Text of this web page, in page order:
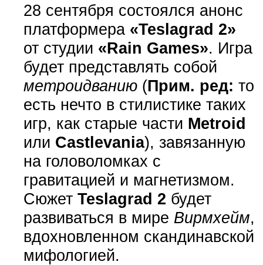
28 сентября состоялся анонс
платформера «Teslagrad 2»
от студии «Rain Games». Игра
будет представлять собой
метроидванию(Прим. ред: то
есть нечто в стилистике таких
игр, как старые части Metroid
или Castlevania), завязанную
на головоломках с
гравитацией и магнетизмом.
Сюжет Teslagrad 2 будет
развиваться в мире Вирмхейм,
вдохновленном скандинавской
мифологией.